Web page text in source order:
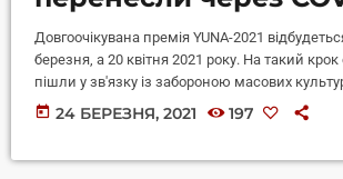
Довгоочікувана премія YUNA-2021
березня, а 20 квітня 2021 року. На такий крок
пішли у зв'язку із забороною масових
Києві. Майже місяцем пізніше музична
прогримить у Києві та збере перших зірок
today 24 БЕРЕЗНЯ, 2021 197